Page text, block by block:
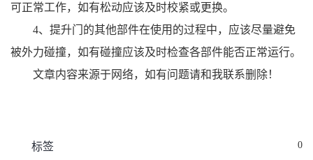
可正常工作，如有松动应该及时校紧或更换。
4、提升门的其他部件在使用的过程中，应该尽量避免
被外力碰撞，如有碰撞应该及时检查各部件能否正常运行。
文章内容来源于网络，如有问题请和我联系删除！
标签 0